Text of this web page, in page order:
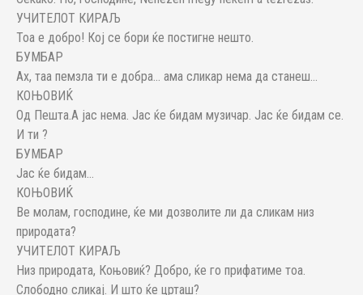
УЧИТЕЛОТ КИРАЉ
Тоа е добро! Кој се бори ќе постигне нешто.
БУМБАР
Ах, таа пемзла ти е добра… ама сликар нема да станеш…
КОЊОВИЌ
Од Пешта.А јас нема. Јас ќе бидам музичар. Јас ќе бидам се.
И ти ?
БУМБАР
Јас ќе бидам…
КОЊОВИЌ
Ве молам, господине, ќе ми дозволите ли да сликам низ
природата?
УЧИТЕЛОТ КИРАЉ
Низ природата, Коњовиќ? Добро, ќе го прифатиме тоа.
Слободно сликај. И што ќе црташ?